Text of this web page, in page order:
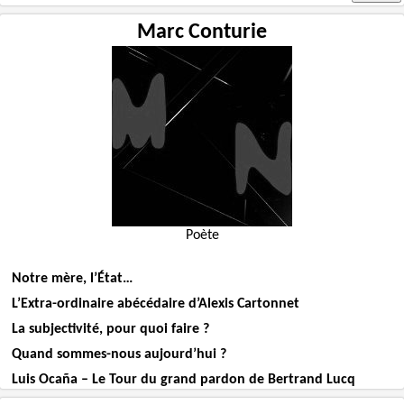
Marc Conturie
Poète
Notre mère, l’État…
L’Extra-ordinaire abécédaire d’Alexis Cartonnet
La subjectivité, pour quoi faire ?
Quand sommes-nous aujourd’hui ?
Luis Ocaña – Le Tour du grand pardon de Bertrand Lucq